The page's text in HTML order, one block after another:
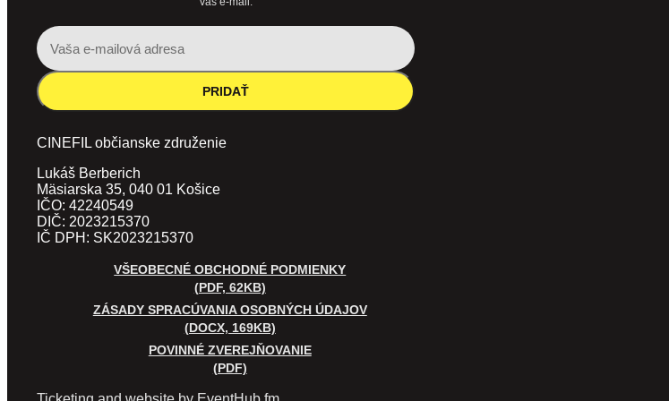
PRIDAŤ
CINEFIL občianske združenie
Lukáš Berberich
Mäsiarska 35, 040 01 Košice
IČO: 42240549
DIČ: 2023215370
IČ DPH: SK2023215370
VŠEOBECNÉ OBCHODNÉ PODMIENKY
(PDF, 62KB)
ZÁSADY SPRACÚVANIA OSOBNÝCH ÚDAJOV
(DOCX, 169KB)
POVINNÉ ZVEREJŇOVANIE
(PDF)